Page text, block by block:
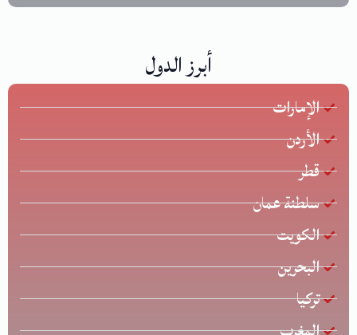
أبرز الدول
الإمارات
الأردن
قطر
سلطنة عمان
الكويت
البحرين
تركيا